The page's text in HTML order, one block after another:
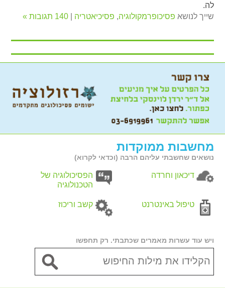
לה.
שייך לנושא פסיכופרמקולוגיה, פסיכיאטריה |140 תגובות »
מחשבות ממוקדות
נושאים שחשבתי עליהם הרבה (וכדאי לקרוא)
דיכאון וחרדה
הפסיכולוגיה של
הטכנולוגיה
טיפול באינטרנט קשב וריכוז
ויש עוד עשרות מאמרים שכתבתי. רק תחפשו